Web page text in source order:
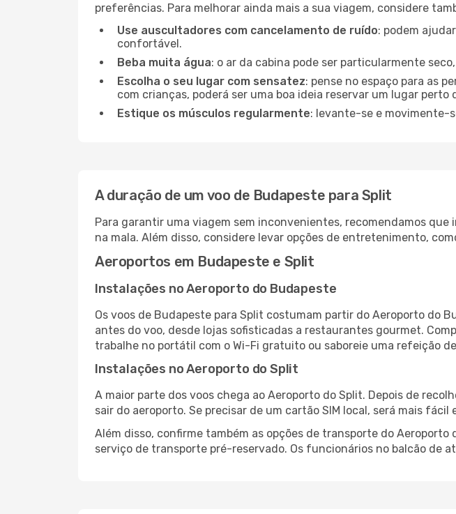
preferências. Para melhorar ainda mais a sua viagem, considere
Use auscultadores com cancelamento de ruído: podem
confortável.
Beba muita água: o ar da cabina pode ser particularmente
Escolha o seu lugar com sensatez: pense no espaço para as
com crianças, poderá ser uma boa ideia reservar um lugar perto
Estique os músculos regularmente: levante-se e movimente-
A duração de um voo de Budapeste para Split
Para garantir uma viagem sem inconvenientes, recomendamos
na mala. Além disso, considere levar opções de entretenimento,
Aeroportos em Budapeste e Split
Instalações no Aeroporto do Budapeste
Os voos de Budapeste para Split costumam partir do Aeroporto do
antes do voo, desde lojas sofisticadas a restaurantes gourmet.
trabalhe no portátil com o Wi-Fi gratuito ou saboreie uma refeição
Instalações no Aeroporto do Split
A maior parte dos voos chega ao Aeroporto do Split. Depois de
sair do aeroporto. Se precisar de um cartão SIM local, será mais
Além disso, confirme também as opções de transporte do
serviço de transporte pré-reservado. Os funcionários no balcão de